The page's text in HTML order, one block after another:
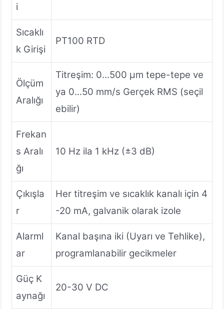
i
Sıcaklı
k Girişi
PT100 RTD
Ölçüm
Aralığı
Titreşim: 0...500 µm tepe-tepe ve
ya 0...50 mm/s Gerçek RMS (seçil
ebilir)
Frekan
s Aralı
ğı
10 Hz ila 1 kHz (±3 dB)
Çıkışla
r
Her titreşim ve sıcaklık kanalı için 4
-20 mA, galvanik olarak izole
Alarml
ar
Kanal başına iki (Uyarı ve Tehlike),
programlanabilir gecikmeler
Güç K
aynağı
20-30 V DC